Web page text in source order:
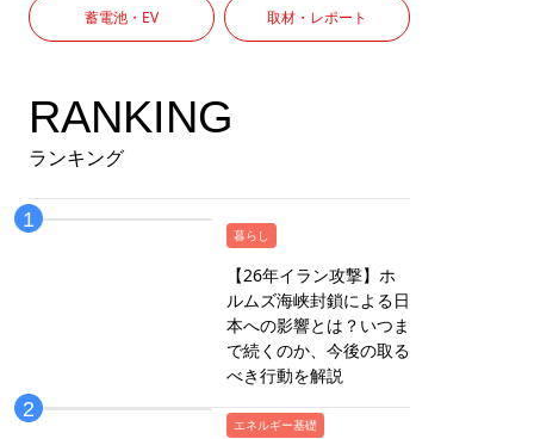
蓄電池・EV 取材・レポート
RANKING
ランキング
暮らし
【26年イラン攻撃】ホ
ルムズ海峡封鎖による日
本への影響とは？いつま
で続くのか、今後の取る
べき行動を解説
エネルギー基礎